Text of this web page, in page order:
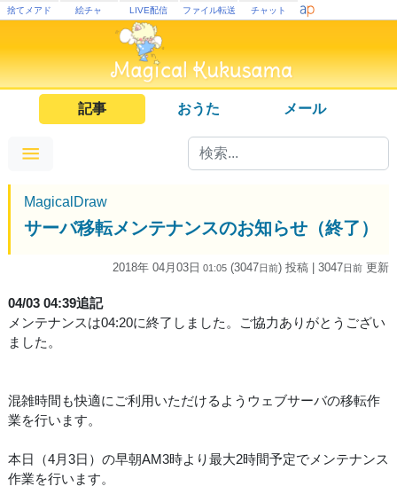
捨てメアド 絵チャ LIVE配信 ファイル転送 チャット
記事 おうた メール
MagicalDraw
サーバ移転メンテナンスのお知らせ（終了）
2018年 04月03日 01:05 (3047日前) 投稿 | 3047日前 更新
04/03 04:39追記
メンテナンスは04:20に終了しました。ご協力ありがとうござい
ました。
混雑時間も快適にご利用いただけるようウェブサーバの移転作
業を行います。
本日（4月3日）の早朝AM3時より最大2時間予定でメンテナンス
作業を行います。